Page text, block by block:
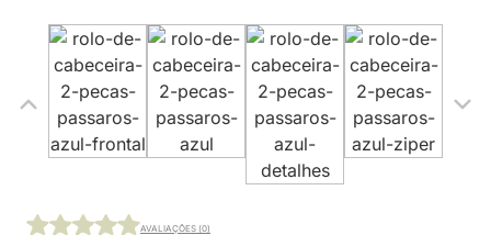
AVALIAÇÕES (0)